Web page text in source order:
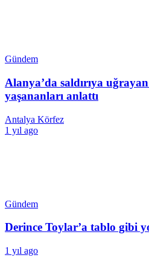
Gündem
Alanya’da saldırıya
yaşananları anlattı
Antalya Körfez
1 yıl ago
Gündem
Derince Toylar’a tablo gibi
1 yıl ago